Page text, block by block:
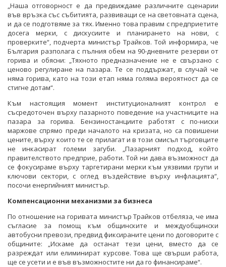
„Наша отговорност е да предвиждаме различните сценарии
във връзка със събитията, развиващи се на световната сцена,
и да се подготвяме за тях. Именно това правим с предприетите
досега мерки, с дискусиите и планирането на нови, с
проверките“, подчерта министър Трайков. Той информира, че
България разполага с пълния обем на 90-дневните резерви от
горива и обясни: „Тяхното предназначение не е свързано с
ценово регулиране на пазара. Те се поддържат, в случай че
няма горива, като на този етап няма голяма вероятност да се
стигне дотам“.
Към настоящия момент институционалният контрол е
съсредоточен върху пазарното поведение на участниците на
пазара за горива. Бензиностанциите работят с по-ниски
маржове спрямо преди началото на кризата, но са повишени
цените, върху които те се прилагат и в този смисъл търговците
не инкасират големи загуби. „Пазарният подход, който
правителството предприе, работи. Той ни дава възможност да
се фокусираме върху таргетирани мерки към уязвими групи и
ключови сектори, с оглед въздействие върху инфлацията“,
посочи енергийният министър.
Компенсационни механизми за бизнеса
По отношение на горивата министър Трайков отбеляза, че има
съгласие за помощ към общинските и междуобщински
автобусни превози, предвид фиксираните цени по договорите с
общините: „Искаме да останат тези цени, вместо да се
разреждат или елиминират курсове. Това ще свърши работа,
ще се усети и е във възможностите ни да го финансираме“.